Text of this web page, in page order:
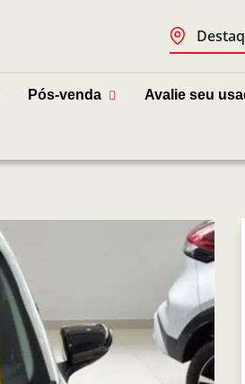
Pós-venda Avalie seu